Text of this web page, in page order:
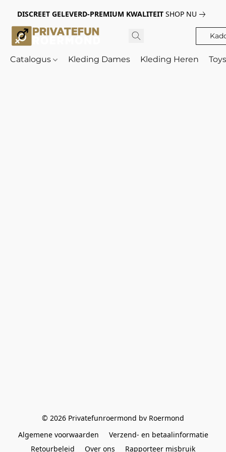
DISCREET GELEVERD-PREMIUM KWALITEIT SHOP NU
Catalogus Kleding Dames Kleding Heren
© 2026 Privatefunroermond bv Roermond
Algemene voorwaarden
Verzend- en betaalinformatie
Retourbeleid
Over ons Rapporteer misbruik